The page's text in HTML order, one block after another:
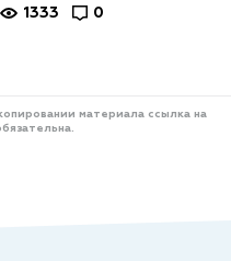
1333 0
материала ссылка на